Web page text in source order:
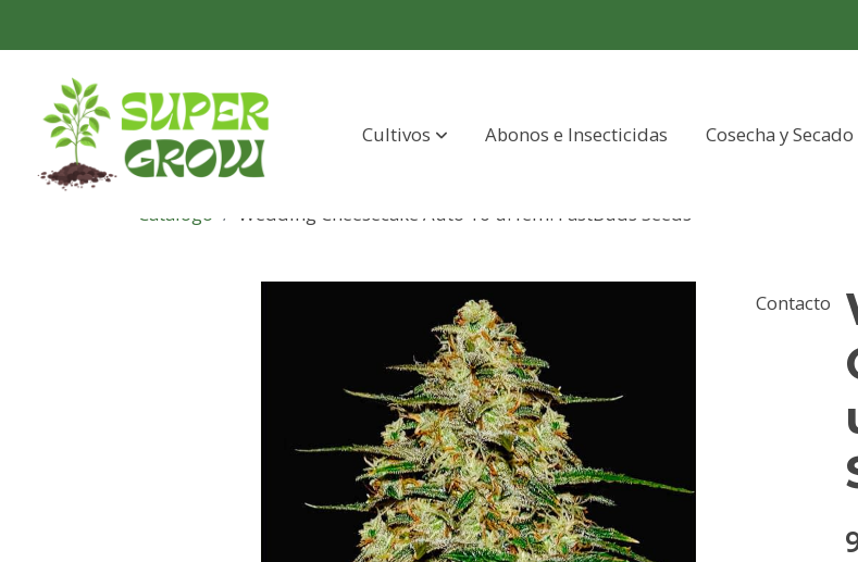
Cultivos Abonos e Insecticidas Cosecha y Secado
Contacto
Catálogo Wedding Cheesecake Auto 10 u. fem. FastBuds Seeds